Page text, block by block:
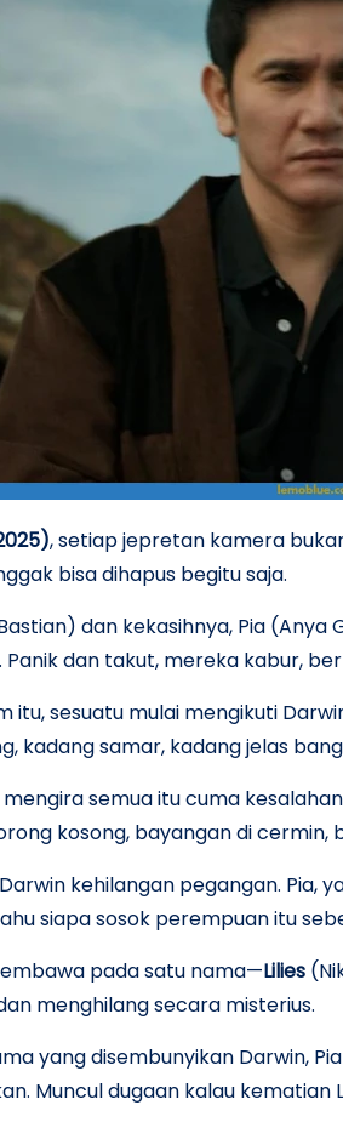
, setiap jepretan kamera
bisa dihapus begitu saja.
dan kekasihnya, Pia
dan takut, mereka kabur,
itu, sesuatu mulai mengikuti
kadang samar, kadang jelas
semua itu cuma
kosong, bayangan di
kehilangan pegangan. Pia,
siapa sosok perempuan itu
pada satu nama—Lilies
menghilang secara misterius.
yang disembunyikan Darwin,
Muncul dugaan kalau kematian